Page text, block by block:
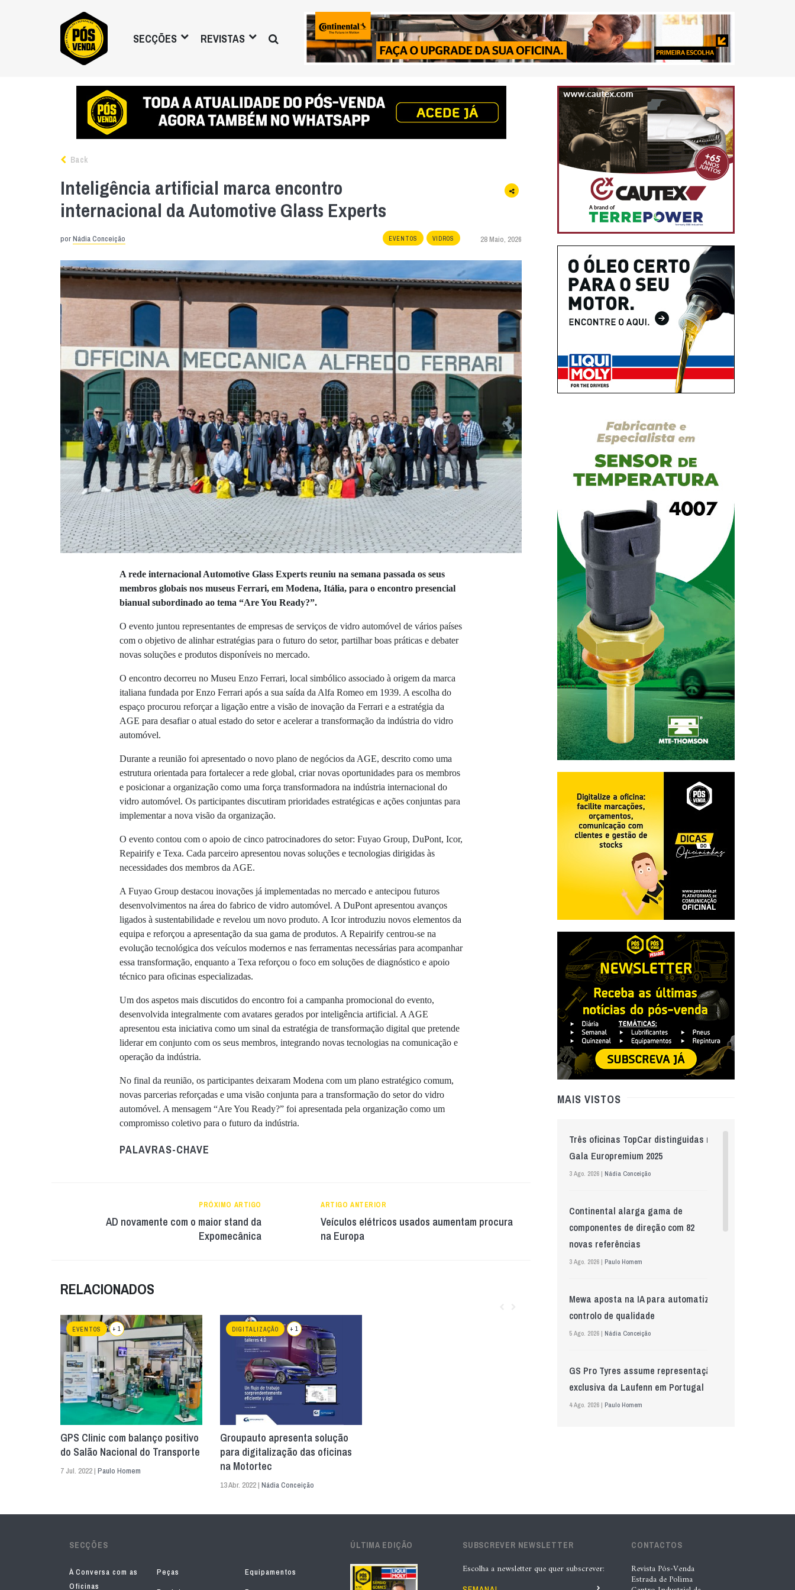
SECÇÕES REVISTAS
Back
Inteligência artificial marca encontro
internacional da Automotive Glass Experts
porNádia Conceição EVENTOS VIDROS 28 Maio, 2026
A rede internacional Automotive Glass Experts reuniu na semana passada os seus
membros globais nos museus Ferrari, em Modena, Itália, para o encontro presencial
bianual subordinado ao tema “Are You Ready?”.
O evento juntou representantes de empresas de serviços de vidro automóvel de vários países
com o objetivo de alinhar estratégias para o futuro do setor, partilhar boas práticas e debater
novas soluções e produtos disponíveis no mercado.
O encontro decorreu no Museu Enzo Ferrari, local simbólico associado à origem da marca
italiana fundada por Enzo Ferrari após a sua saída da Alfa Romeo em 1939. A escolha do
espaço procurou reforçar a ligação entre a visão de inovação da Ferrari e a estratégia da
AGE para desafiar o atual estado do setor e acelerar a transformação da indústria do vidro
automóvel.
Durante a reunião foi apresentado o novo plano de negócios da AGE, descrito como uma
estrutura orientada para fortalecer a rede global, criar novas oportunidades para os membros
e posicionar a organização como uma força transformadora na indústria internacional do
vidro automóvel. Os participantes discutiram prioridades estratégicas e ações conjuntas para
implementar a nova visão da organização.
O evento contou com o apoio de cinco patrocinadores do setor: Fuyao Group, DuPont, Icor,
Repairify e Texa. Cada parceiro apresentou novas soluções e tecnologias dirigidas às
necessidades dos membros da AGE.
A Fuyao Group destacou inovações já implementadas no mercado e antecipou futuros
desenvolvimentos na área do fabrico de vidro automóvel. A DuPont apresentou avanços
ligados à sustentabilidade e revelou um novo produto. A Icor introduziu novos elementos da
equipa e reforçou a apresentação da sua gama de produtos. A Repairify centrou-se na
evolução tecnológica dos veículos modernos e nas ferramentas necessárias para acompanhar
essa transformação, enquanto a Texa reforçou o foco em soluções de diagnóstico e apoio
técnico para oficinas especializadas.
Um dos aspetos mais discutidos do encontro foi a campanha promocional do evento,
desenvolvida integralmente com avatares gerados por inteligência artificial. A AGE
apresentou esta iniciativa como um sinal da estratégia de transformação digital que pretende
liderar em conjunto com os seus membros, integrando novas tecnologias na comunicação e
operação da indústria.
No final da reunião, os participantes deixaram Modena com um plano estratégico comum,
novas parcerias reforçadas e uma visão conjunta para a transformação do setor do vidro
automóvel. A mensagem “Are You Ready?” foi apresentada pela organização como um
compromisso coletivo para o futuro da indústria.
PALAVRAS-CHAVE
PRÓXIMO ARTIGO
AD novamente com o maior stand da
Expomecânica
ARTIGO ANTERIOR
Veículos elétricos usados aumentam procura
na Europa
RELACIONADOS
EVENTOS + 1
GPS Clinic com balanço positivo
do Salão Nacional do Transporte
7 Jul. 2022 | Paulo Homem
DIGITALIZAÇÃO + 1
Groupauto apresenta solução
para digitalização das oficinas
na Motortec
13 Abr. 2022 | Nádia Conceição
MAIS VISTOS
Três oficinas TopCar distinguidas na
Gala Europremium 2025
3 Ago. 2026 | Nádia Conceição
Continental alarga gama de
componentes de direção com 82
novas referências
3 Ago. 2026 | Paulo Homem
Mewa aposta na IA para automatizar
controlo de qualidade
5 Ago. 2026 | Nádia Conceição
GS Pro Tyres assume representação
exclusiva da Laufenn em Portugal
4 Ago. 2026 | Paulo Homem
aprovam fusão
6 Ago. 2026 | Paulo Homem
SECÇÕES
À Conversa com as
Oficinas
Peças
Equipamentos
ÚLTIMA EDIÇÃO SUBSCREVER NEWSLETTER
Escolha a newsletter que quer subscrever:
CONTACTOS
Revista Pós-Venda
Estrada de Polima